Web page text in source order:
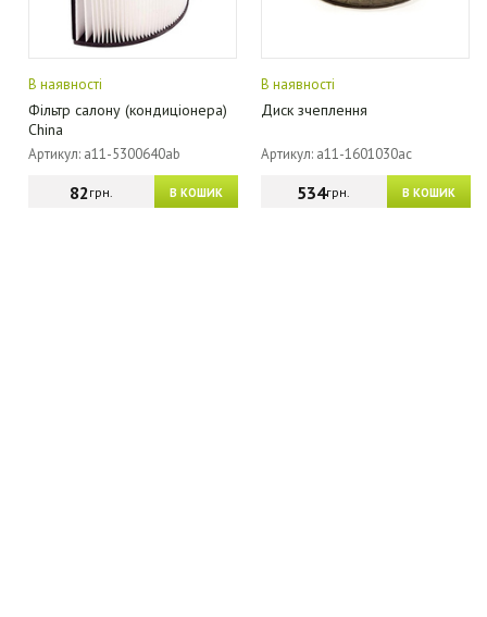
В наявності
Фільтр салону (кондиціонера)
China
Артикул: a11-5300640ab
В КОШИК
82грн.
В наявності
Диск зчеплення
Артикул: a11-1601030ac
В КОШИК
534грн.